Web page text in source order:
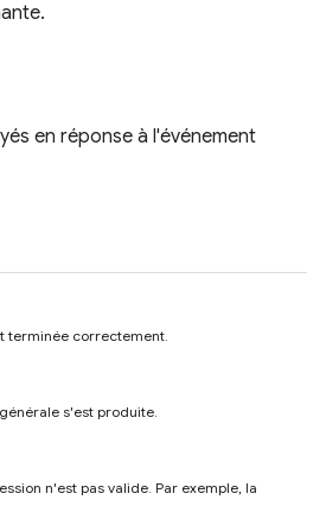
en réponse à l'événement
terminée correctement.
s'est produite.
n'est pas valide. Par exemple, la